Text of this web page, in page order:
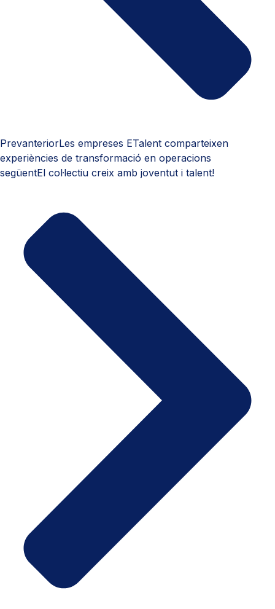
PrevanteriorLes empreses ETalent comparteixen
experiències de transformació en operacions
següentEl col·lectiu creix amb joventut i talent!